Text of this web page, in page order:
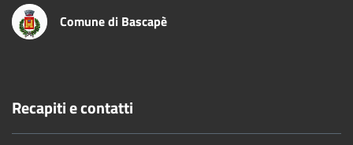
Comune di Bascapè
Recapiti e contatti